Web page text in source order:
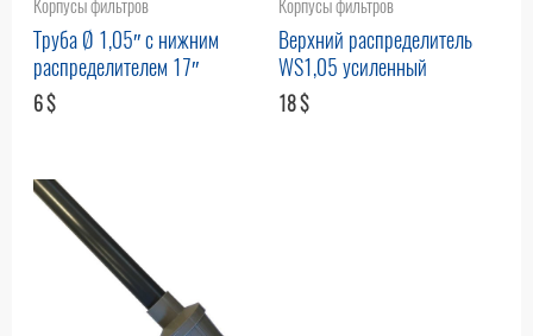
Корпусы фильтров
Труба Ø 1,05″ с нижним
распределителем 17″
6$
Корпусы фильтров
Верхний распределитель
WS1,05 усиленный
18$